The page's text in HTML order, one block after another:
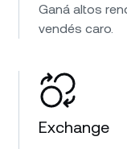
Ganá altos
vendés caro.
Exchange